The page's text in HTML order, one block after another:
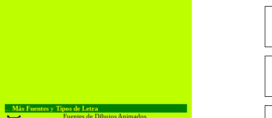
Más Fuentes y Tipos de Letra
Fuentes de Dibujos Animados